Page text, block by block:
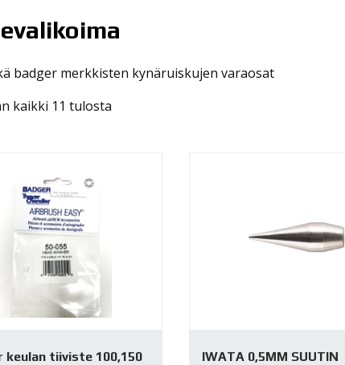
badger merkkisten kynäruiskujen varaosat
kaikki 11 tulosta
keulan tiiviste 100,150
IWATA 0,5MM SUUTIN